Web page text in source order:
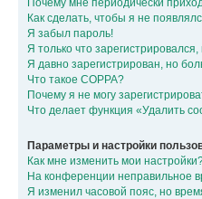
Как сделать, чтобы я не
Я забыл пароль!
Я только что
Я давно зарегистрирован, но
Что такое COPPA?
Почему я не могу
Что делает функция «Удалить
Параметры и настройки
Как мне изменить мои
На конференции неправильное
Я изменил часовой пояс, но